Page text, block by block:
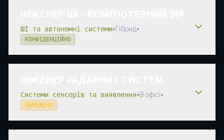
ШІ та автономні системи•Гібрид•
КОНФІДЕНЦІЙНО
Системи сенсорів та виявлення•В офісі•
ОБМЕЖЕНО